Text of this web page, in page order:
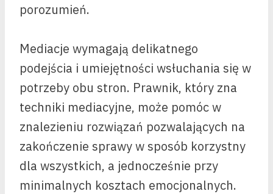
porozumień.
Mediacje wymagają delikatnego
podejścia i umiejętności wsłuchania się w
potrzeby obu stron. Prawnik, który zna
techniki mediacyjne, może pomóc w
znalezieniu rozwiązań pozwalających na
zakończenie sprawy w sposób korzystny
dla wszystkich, a jednocześnie przy
minimalnych kosztach emocjonalnych.